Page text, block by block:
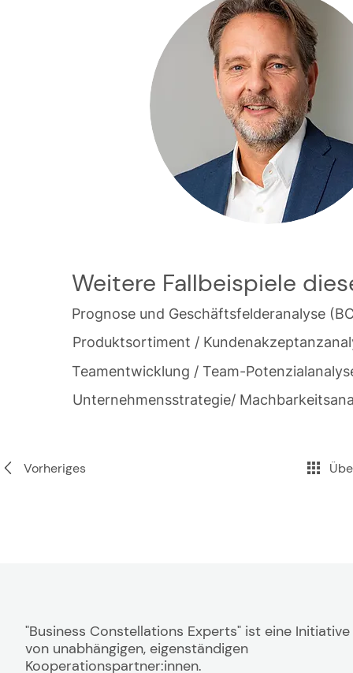
Weitere Fallbeispiele
Prognose und Geschäftsfelderanalyse
Produktsortiment /
Teamentwicklung / Team-
Unternehmensstrategie/
Vorheriges
"Business Constellations Experts" ist eine Initiative
von unabhängigen, eigenständigen
Kooperationspartner:innen.